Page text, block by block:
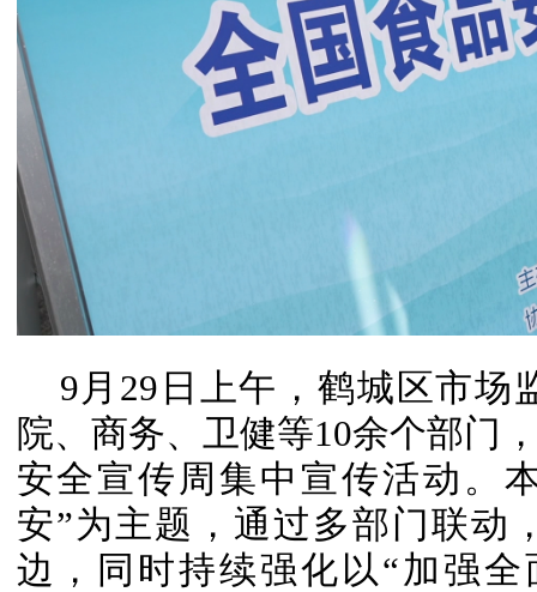
9月29日上午，鹤城区市场
院、商务、卫健等10余个部门
安全宣传周集中宣传活动。
安”为主题，通过多部门联动
边，同时持续强化以“加强